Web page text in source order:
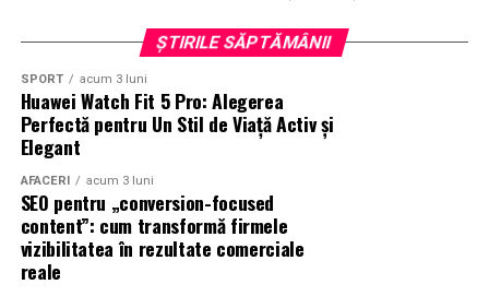
suprafețe rezistente, sigure și adaptate modului în care
(Advertorial)
ȘTIRILE SĂPTĂMÂNII
SPORT acum 3 luni
Huawei Watch Fit 5 Pro: Alegerea
Perfectă pentru Un Stil de Viață Activ și
Elegant
AFACERI acum 3 luni
SEO pentru „conversion-focused
content”: cum transformă firmele
vizibilitatea în rezultate comerciale
reale